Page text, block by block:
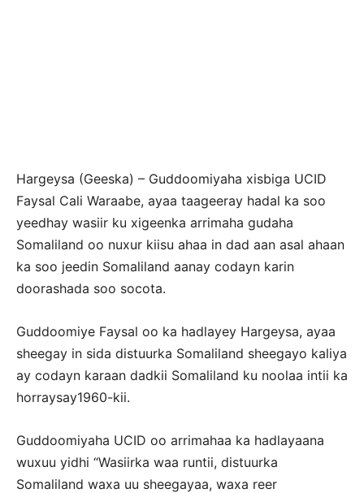
Hargeysa (Geeska) – Guddoomiyaha xisbiga UCID
Faysal Cali Waraabe, ayaa taageeray hadal ka soo
yeedhay wasiir ku xigeenka arrimaha gudaha
Somaliland oo nuxur kiisu ahaa in dad aan asal ahaan
ka soo jeedin Somaliland aanay codayn karin
doorashada soo socota.
Guddoomiye Faysal oo ka hadlayey Hargeysa, ayaa
sheegay in sida distuurka Somaliland sheegayo kaliya
ay codayn karaan dadkii Somaliland ku noolaa intii ka
horraysay1960-kii.
Guddoomiyaha UCID oo arrimahaa ka hadlayaana
wuxuu yidhi “Wasiirka waa runtii, distuurka
Somaliland waxa uu sheegayaa, waxa reer